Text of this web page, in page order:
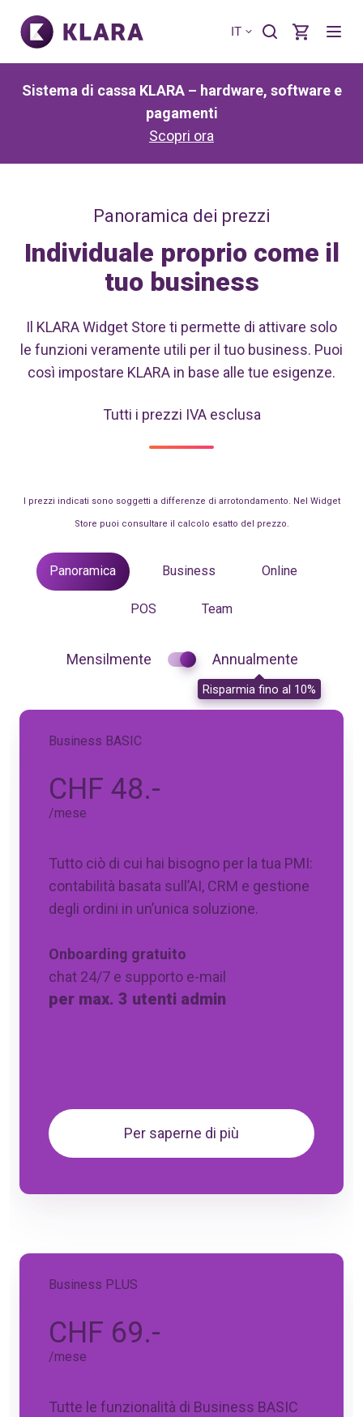
IT
Sistema di cassa KLARA – hardware, software e
pagamenti
Scopri ora
Panoramica dei prezzi
Individuale proprio come il
tuo business
Il KLARA Widget Store ti permette di attivare solo
le funzioni veramente utili per il tuo business. Puoi
così impostare KLARA in base alle tue esigenze.
Tutti i prezzi IVA esclusa
I prezzi indicati sono soggetti a differenze di arrotondamento. Nel Widget
Store puoi consultare il calcolo esatto del prezzo.
Panoramica Business Online
POS Team
Mensilmente
Risparmia fino al 10%
Annualmente
Business BASIC
CHF 48.-
/mese
Tutto ciò di cui hai bisogno per la tua PMI:
contabilità basata sull’AI, CRM e gestione
degli ordini in un’unica soluzione.
Onboarding gratuito
chat 24/7 e supporto e-mail
per max. 3 utenti admin
Per saperne di più
Business PLUS
CHF 69.-
/mese
Tutte le funzionalità di Business BASIC